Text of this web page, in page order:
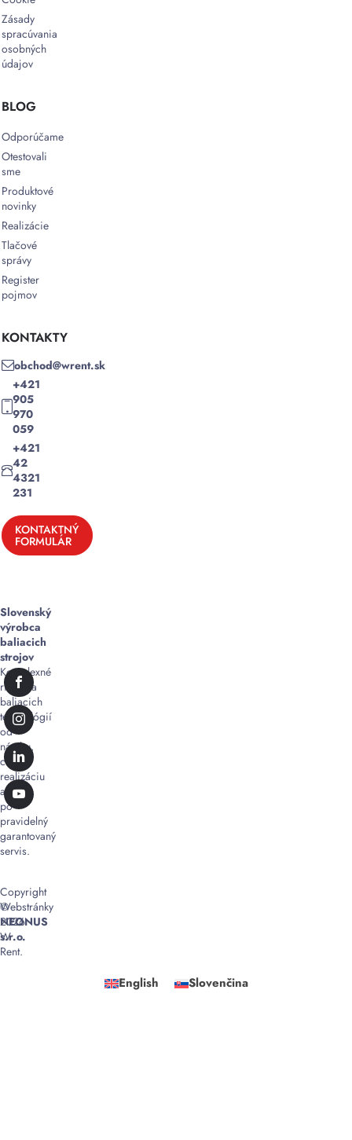
Zásady
spracúvania
osobných
údajov
BLOG
Odporúčame
Otestovali
sme
Produktové
novinky
Realizácie
Tlačové
správy
Register
pojmov
KONTAKTY
obchod@wrent.sk
+421
905
970
059
+421
42
4321
231
KONTAKTNÝ
FORMULÁR
Slovenský
výrobca
baliacich
strojov
Komplexné
riešenia
baliacich
technológií
od
návrhu,
cez
realizáciu
až
po
pravidelný
garantovaný
servis.
Copyright
©
2026
W
Rent.
Webstránky
NEONUS
s.r.o.
English Slovenčina